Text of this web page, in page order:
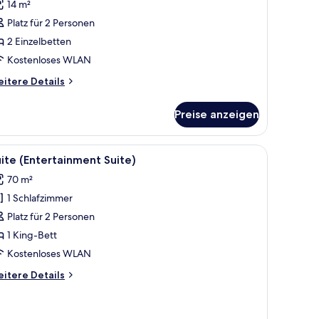
14 m²
Platz für 2 Personen
2 Einzelbetten
Kostenloses WLAN
Details
Preise anzeigen
mit Etagenbetten, Holzschränken und einem Fischgrätparkettboden.
Ein modernes Wohnzimmer mit einer
8 (Entertainment Suite)
70 m²
1 Schlafzimmer
Platz für 2 Personen
1 King-Bett
Kostenloses WLAN
Details